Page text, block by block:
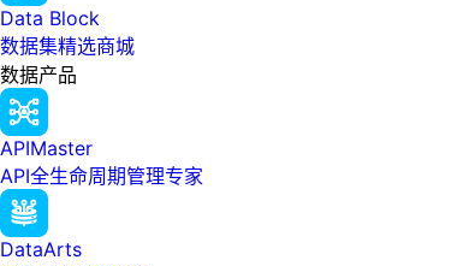
Data Block
数据集精选商城
数据产品
APIMaster
API全生命周期管理专家
DataArts